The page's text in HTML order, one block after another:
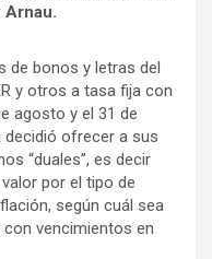
Arnau.
de bonos y letras del
y otros a tasa fija con
agosto y el 31 de
decidió ofrecer a sus
“duales”, es decir
por el tipo de
según cuál sea
vencimientos en